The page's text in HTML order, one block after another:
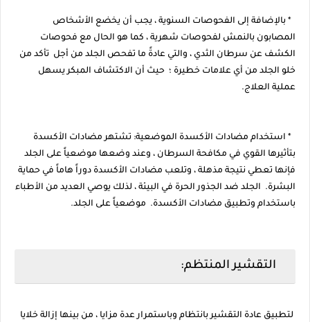
* بالإضافة إلى الفحوصات السنوية ، يجب أن يخضع الأشخاص
المصابون بالنمش لفحوصات شهرية ، كما هو الحال مع فحوصات
الكشف عن سرطان الثدي ، والتي عادةً ما تفحص الجلد من أجل تأكد من
خلو الجلد من أي علامات خطيرة ؛ حيث أن الاكتشاف المبكر يسهل
عملية العلاج.
* استخدام مضادات الأكسدة الموضعية: تشتهر مضادات الأكسدة
بتأثيرها القوي في مكافحة السرطان ، وعند وضعها موضعياً على الجلد
فإنها تعطي نتيجة مذهلة ، وتلعب مضادات الأكسدة دوراً هاماً في حماية
البشرة. الجلد ضد الجذور الحرة في البيئة ، لذلك يوصي العديد من الأطباء
باستخدام وتطبيق مضادات الأكسدة. موضعياً على الجلد.
التقشير المنتظم:
لتطبيق عادة التقشير بانتظام وباستمرار عدة مزايا ، من بينها إزالة خلايا